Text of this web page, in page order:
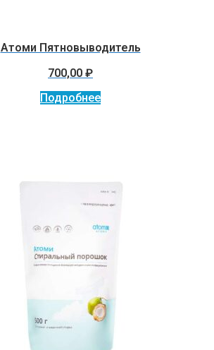
Атоми Пятновыводитель
700,00 ₽
Подробнее